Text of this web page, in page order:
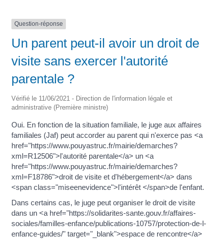
Question-réponse
Un parent peut-il avoir un droit de
visite sans exercer l'autorité
parentale ?
Vérifié le 11/06/2021 - Direction de l'information légale et
administrative (Première ministre)
Oui. En fonction de la situation familiale, le juge aux affaires
familiales (Jaf) peut accorder au parent qui n'exerce pas <a
href="https://www.pouyastruc.fr/mairie/demarches?
xml=R12506">l'autorité parentale</a> un <a
href="https://www.pouyastruc.fr/mairie/demarches?
xml=F18786">droit de visite et d'hébergement</a> dans
<span class="miseenevidence">l'intérêt </span>de l'enfant.
Dans certains cas, le juge peut organiser le droit de visite
dans un <a href="https://solidarites-sante.gouv.fr/affaires-
sociales/familles-enfance/publications-10757/protection-de-l-
enfance-guides/" target="_blank">espace de rencontre</a>